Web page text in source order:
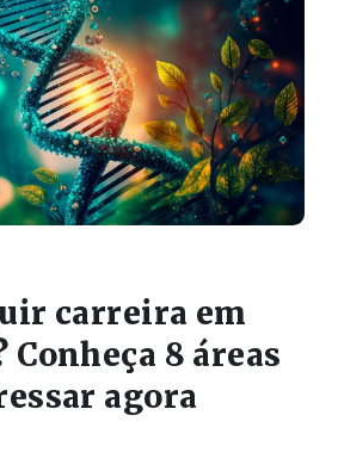
carreira em
Conheça 8 áreas
agora